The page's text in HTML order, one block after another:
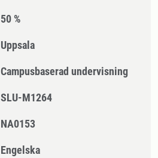
50 %
Uppsala
Campusbaserad undervisning
SLU-M1264
NA0153
Engelska